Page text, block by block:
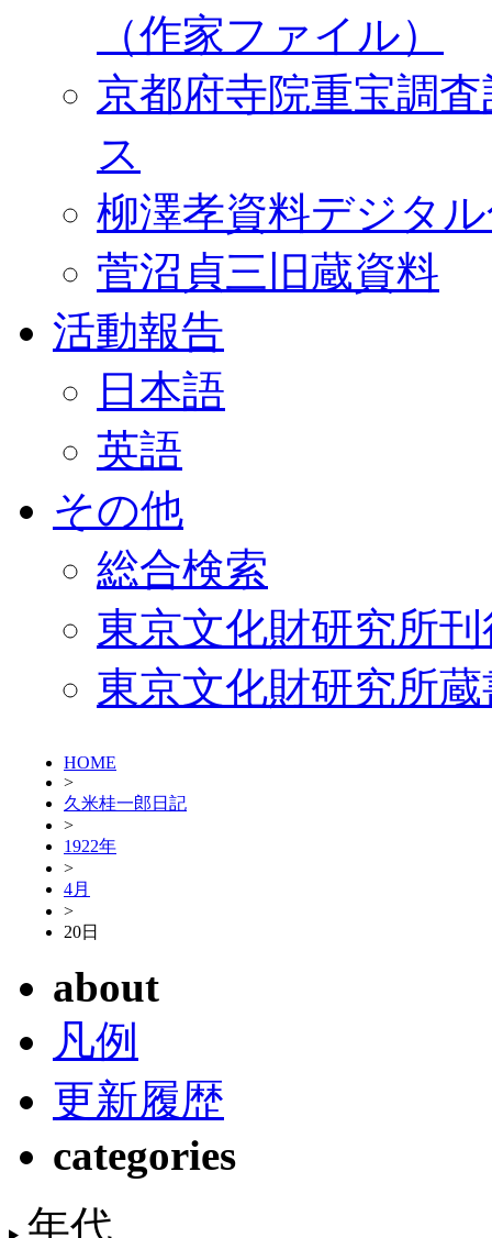
（作家ファイル）
京都府寺院重宝調
ス
柳澤孝資料デジタ
菅沼貞三旧蔵資料
活動報告
日本語
英語
その他
総合検索
東京文化財研究所
東京文化財研究所
HOME
>
久米桂一郎日記
>
1922年
>
4月
>
20日
about
凡例
更新履歴
categories
年代